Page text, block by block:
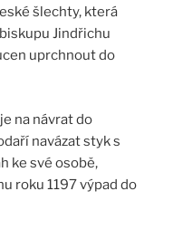
šlechty, která
Jindřichu
uprchnout do
na návrat do
navázat styk s
ke své osobě,
roku 1197 výpad do